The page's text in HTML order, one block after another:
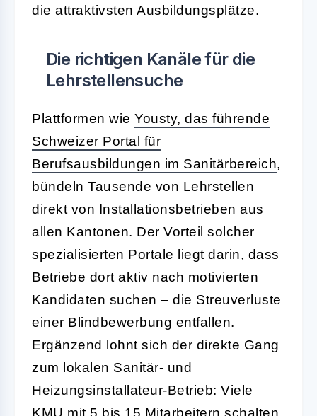
die attraktivsten Ausbildungsplätze.
Die richtigen Kanäle für die
Lehrstellensuche
Plattformen wie Yousty, das führende
Schweizer Portal für
Berufsausbildungen im Sanitärbereich,
bündeln Tausende von Lehrstellen
direkt von Installationsbetrieben aus
allen Kantonen. Der Vorteil solcher
spezialisierten Portale liegt darin, dass
Betriebe dort aktiv nach motivierten
Kandidaten suchen – die Streuverluste
einer Blindbewerbung entfallen.
Ergänzend lohnt sich der direkte Gang
zum lokalen Sanitär- und
Heizungsinstallateur-Betrieb: Viele
KMU mit 5 bis 15 Mitarbeitern schalten